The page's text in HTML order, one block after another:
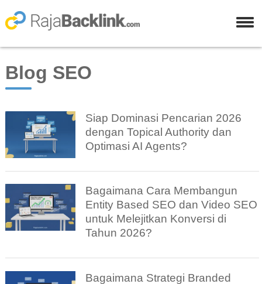
Blog SEO
Siap Dominasi Pencarian 2026
dengan Topical Authority dan
Optimasi AI Agents?
Bagaimana Cara Membangun
Entity Based SEO dan Video SEO
untuk Melejitkan Konversi di
Tahun 2026?
Bagaimana Strategi Branded